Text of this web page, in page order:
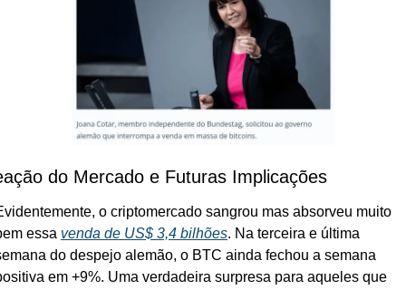
do Mercado e Futuras Implicações
o criptomercado sangrou mas absorveu muito
essa venda de US$ 3,4 bilhões. Na terceira e última
do despejo alemão, o BTC ainda fechou a semana
em +9%. Uma verdadeira surpresa para aqueles que